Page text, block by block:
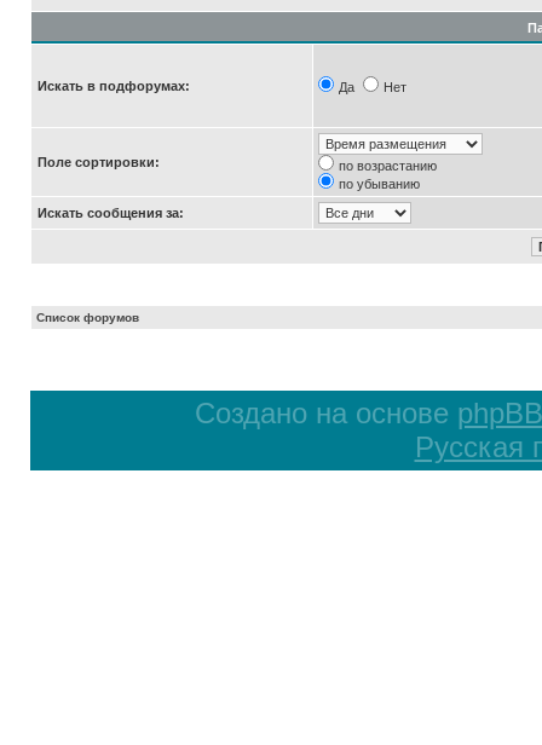
Искать в подфорумах: Да Нет
Поле сортировки:
по возрастанию
по убыванию
Искать сообщения за:
Список форумов
Создано на основе phpBB
Русская